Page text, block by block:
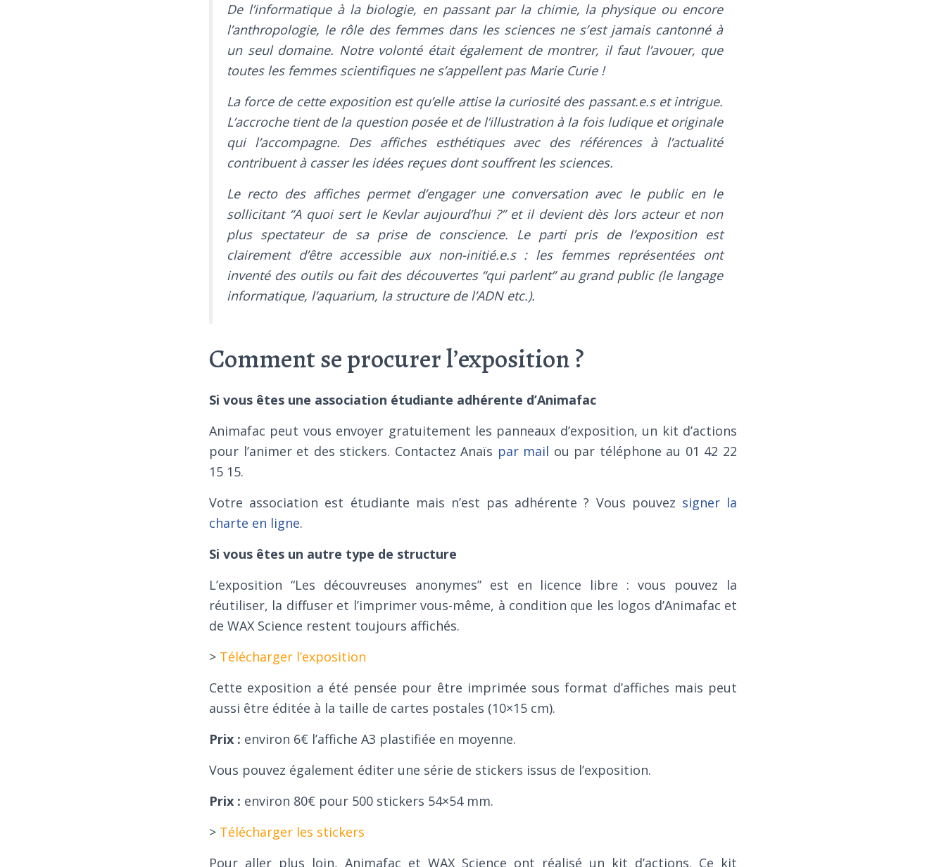
De l’informatique à la biologie, en passant par la chimie, la physique ou encore
l’anthropologie, le rôle des femmes dans les sciences ne s’est jamais cantonné à
un seul domaine. Notre volonté était également de montrer, il faut l’avouer, que
toutes les femmes scientifiques ne s’appellent pas Marie Curie !
La force de cette exposition est qu’elle attise la curiosité des passant.e.s et intrigue.
L’accroche tient de la question posée et de l’illustration à la fois ludique et originale
qui l’accompagne. Des affiches esthétiques avec des références à l’actualité
contribuent à casser les idées reçues dont souffrent les sciences.
Le recto des affiches permet d’engager une conversation avec le public en le
sollicitant “A quoi sert le Kevlar aujourd’hui ?” et il devient dès lors acteur et non
plus spectateur de sa prise de conscience. Le parti pris de l’exposition est
clairement d’être accessible aux non-initié.e.s : les femmes représentées ont
inventé des outils ou fait des découvertes “qui parlent” au grand public (le langage
informatique, l’aquarium, la structure de l’ADN etc.).
Comment se procurer l’exposition ?
Si vous êtes une association étudiante adhérente d’Animafac
Animafac peut vous envoyer gratuitement les panneaux d’exposition, un kit d’actions
pour l’animer et des stickers. Contactez Anaïs par mail ou par téléphone au 01 42 22
15 15.
Votre association est étudiante mais n’est pas adhérente ? Vous pouvez signer la
charte en ligne.
Si vous êtes un autre type de structure
L’exposition “Les découvreuses anonymes” est en licence libre : vous pouvez la
réutiliser, la diffuser et l’imprimer vous-même, à condition que les logos d’Animafac et
de WAX Science restent toujours affichés.
> Télécharger l’exposition
Cette exposition a été pensée pour être imprimée sous format d’affiches mais peut
aussi être éditée à la taille de cartes postales (10×15 cm).
Prix : environ 6€ l’affiche A3 plastifiée en moyenne.
Vous pouvez également éditer une série de stickers issus de l’exposition.
Prix : environ 80€ pour 500 stickers 54×54 mm.
> Télécharger les stickers
Pour aller plus loin, Animafac et WAX Science ont réalisé un kit d’actions. Ce kit